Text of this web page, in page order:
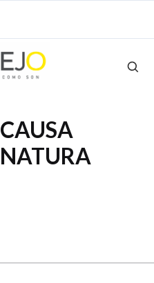
CAUSA
NATURA